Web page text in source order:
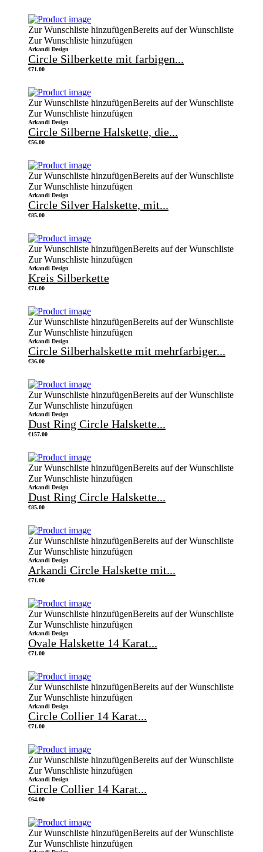
Zur Wunschliste hinzufügenBereits auf der Wunschliste
Zur Wunschliste hinzufügen
Arkandi Design
Circle Silberkette mit farbigen...
€71.00
Zur Wunschliste hinzufügenBereits auf der Wunschliste
Zur Wunschliste hinzufügen
Arkandi Design
Circle Silberne Halskette, die...
€56.00
Zur Wunschliste hinzufügenBereits auf der Wunschliste
Zur Wunschliste hinzufügen
Arkandi Design
Circle Silver Halskette, mit...
€85.00
Zur Wunschliste hinzufügenBereits auf der Wunschliste
Zur Wunschliste hinzufügen
Arkandi Design
Kreis Silberkette
€71.00
Zur Wunschliste hinzufügenBereits auf der Wunschliste
Zur Wunschliste hinzufügen
Arkandi Design
Circle Silberhalskette mit mehrfarbiger...
€36.00
Zur Wunschliste hinzufügenBereits auf der Wunschliste
Zur Wunschliste hinzufügen
Arkandi Design
Dust Ring Circle Halskette...
€157.00
Zur Wunschliste hinzufügenBereits auf der Wunschliste
Zur Wunschliste hinzufügen
Arkandi Design
Dust Ring Circle Halskette...
€85.00
Zur Wunschliste hinzufügenBereits auf der Wunschliste
Zur Wunschliste hinzufügen
Arkandi Design
Arkandi Circle Halskette mit...
€71.00
Zur Wunschliste hinzufügenBereits auf der Wunschliste
Zur Wunschliste hinzufügen
Arkandi Design
Ovale Halskette 14 Karat...
€71.00
Zur Wunschliste hinzufügenBereits auf der Wunschliste
Zur Wunschliste hinzufügen
Arkandi Design
Circle Collier 14 Karat...
€71.00
Zur Wunschliste hinzufügenBereits auf der Wunschliste
Zur Wunschliste hinzufügen
Arkandi Design
Circle Collier 14 Karat...
€64.00
Zur Wunschliste hinzufügenBereits auf der Wunschliste
Zur Wunschliste hinzufügen